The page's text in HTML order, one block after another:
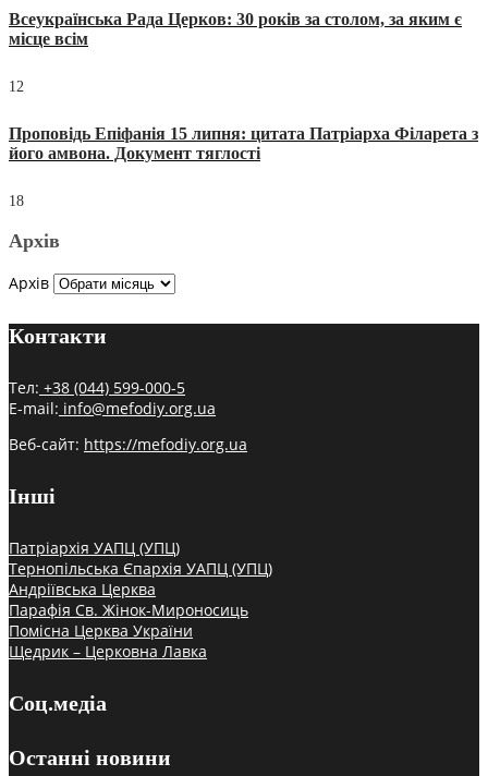
Всеукраїнська Рада Церков: 30 років за столом, за яким є
місце всім
12
Проповідь Епіфанія 15 липня: цитата Патріарха Філарета з
його амвона. Документ тяглості
18
Архів
Архів
Контакти
Тел: +38 (044) 599-000-5
E-mail: info@mefodiy.org.ua
Веб-сайт: https://mefodiy.org.ua
Інші
Патріархія УАПЦ (УПЦ)
Тернопільська Єпархія УАПЦ (УПЦ)
Андріївська Церква
Парафія Св. Жінок-Мироносиць
Помісна Церква України
Щедрик – Церковна Лавка
Соц.медіа
Останні новини